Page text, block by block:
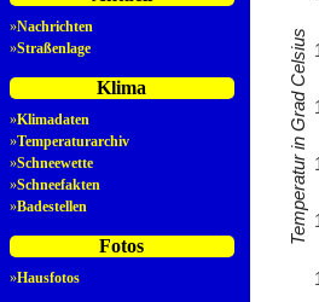
»Nachrichten
»Straßenlage
Klima
»Klimadaten
»Temperaturarchiv
»Schneewette
»Schneefakten
»Badestellen
Fotos
»Hausfotos
Temperatur in Grad Celsius